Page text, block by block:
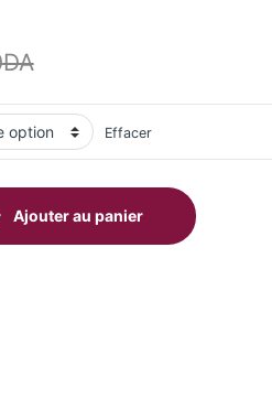
DA
Effacer
Silicone 42-44-45-49mm quantity
Ajouter au panier